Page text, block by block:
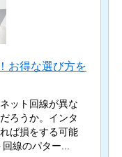
お得な選び方を
ット回線が異な
ろうか。インタ
ば損をする可能
ト回線のパター...